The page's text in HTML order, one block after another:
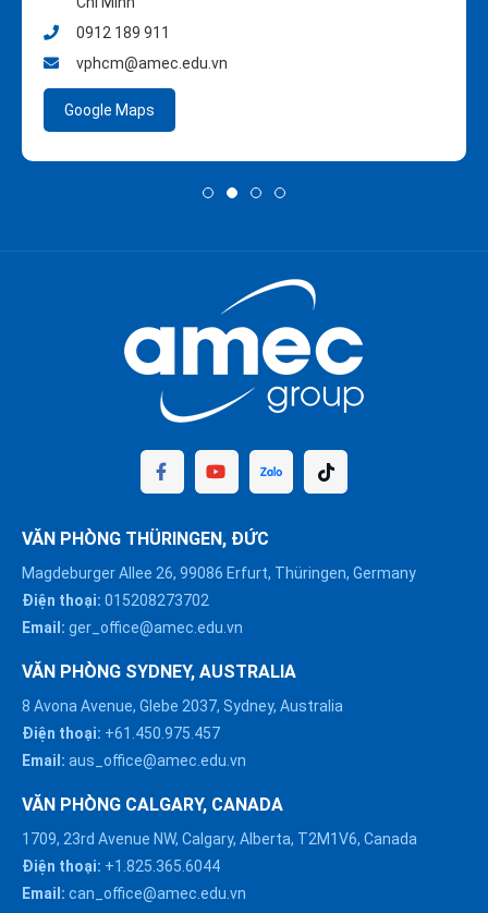
0912 189 911
vphcm@amec.edu.vn
Google Maps
VĂN PHÒNG THÜRINGEN, ĐỨC
Magdeburger Allee 26, 99086 Erfurt, Thüringen, Germany
Điện thoại: 015208273702
Email: ger_office@amec.edu.vn
VĂN PHÒNG SYDNEY, AUSTRALIA
8 Avona Avenue, Glebe 2037, Sydney, Australia
Điện thoại: +61.450.975.457
Email: aus_office@amec.edu.vn
VĂN PHÒNG CALGARY, CANADA
1709, 23rd Avenue NW, Calgary, Alberta, T2M1V6, Canada
Điện thoại: +1.825.365.6044
Email: can_office@amec.edu.vn
HÀ NỘI :